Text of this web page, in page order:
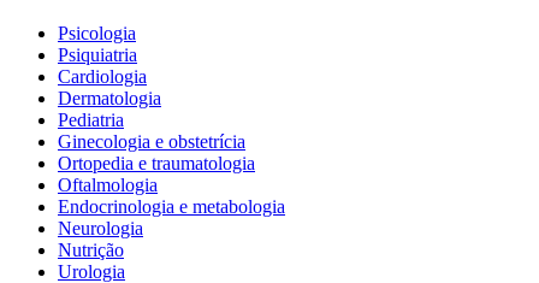
Psicologia
Psiquiatria
Cardiologia
Dermatologia
Pediatria
Ginecologia e obstetrícia
Ortopedia e traumatologia
Oftalmologia
Endocrinologia e metabologia
Neurologia
Nutrição
Urologia